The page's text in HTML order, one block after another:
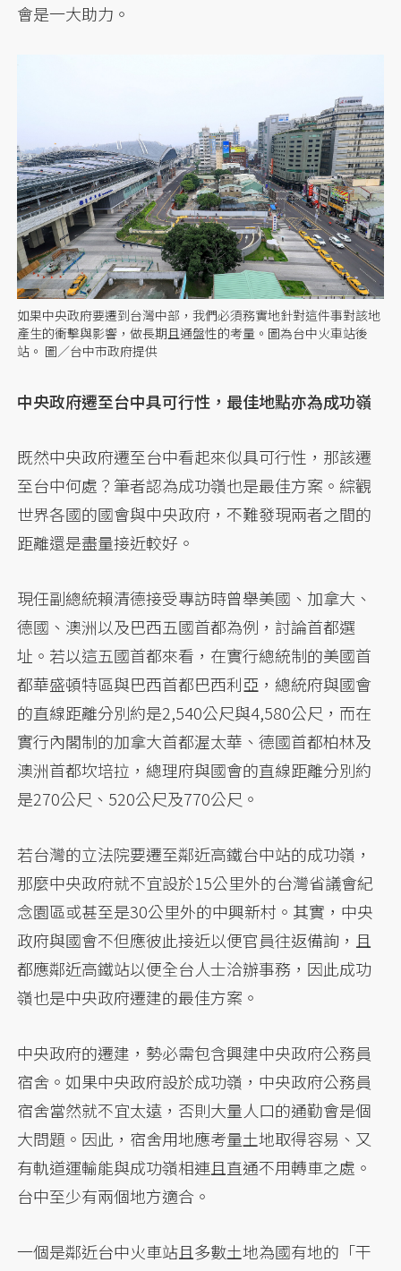
會是一大助力。
如果中央政府要遷到台灣中部，我們必須務實地針對這件事對該地
產生的衝擊與影響，做長期且通盤性的考量。圖為台中火車站後
站。 圖／台中市政府提供
中央政府遷至台中具可行性，最佳地點亦為成功嶺
既然中央政府遷至台中看起來似具可行性，那該遷
至台中何處？筆者認為成功嶺也是最佳方案。綜觀
世界各國的國會與中央政府，不難發現兩者之間的
距離還是盡量接近較好。
現任副總統賴清德接受專訪時曾舉美國、加拿大、
德國、澳洲以及巴西五國首都為例，討論首都選
址。若以這五國首都來看，在實行總統制的美國首
都華盛頓特區與巴西首都巴西利亞，總統府與國會
的直線距離分別約是2,540公尺與4,580公尺，而在
實行內閣制的加拿大首都渥太華、德國首都柏林及
澳洲首都坎培拉，總理府與國會的直線距離分別約
是270公尺、520公尺及770公尺。
若台灣的立法院要遷至鄰近高鐵台中站的成功嶺，
那麼中央政府就不宜設於15公里外的台灣省議會紀
念園區或甚至是30公里外的中興新村。其實，中央
政府與國會不但應彼此接近以便官員往返備詢，且
都應鄰近高鐵站以便全台人士洽辦事務，因此成功
嶺也是中央政府遷建的最佳方案。
中央政府的遷建，勢必需包含興建中央政府公務員
宿舍。如果中央政府設於成功嶺，中央政府公務員
宿舍當然就不宜太遠，否則大量人口的通勤會是個
大問題。因此，宿舍用地應考量土地取得容易、又
有軌道運輸能與成功嶺相連且直通不用轉車之處。
台中至少有兩個地方適合。
一個是鄰近台中火車站且多數土地為國有地的「干